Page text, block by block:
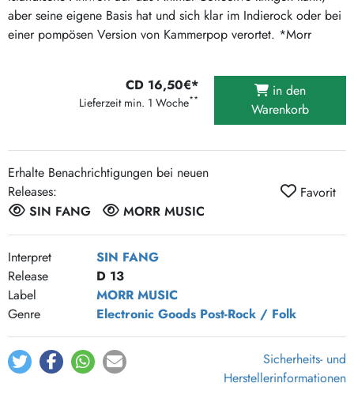
aber seine eigene Basis hat und sich klar im Indierock oder bei
einer pompösen Version von Kammerpop verortet. *Morr
CD 16,50€*
Lieferzeit min. 1 Woche**
in den
Warenkorb
Erhalte Benachrichtigungen bei neuen
Releases:
SIN FANG
MORR MUSIC
Favorit
Interpret
SIN FANG
Release
D 13
Label
MORR MUSIC
Genre
Electronic Goods Post-Rock / Folk
Sicherheits- und
Herstellerinformationen